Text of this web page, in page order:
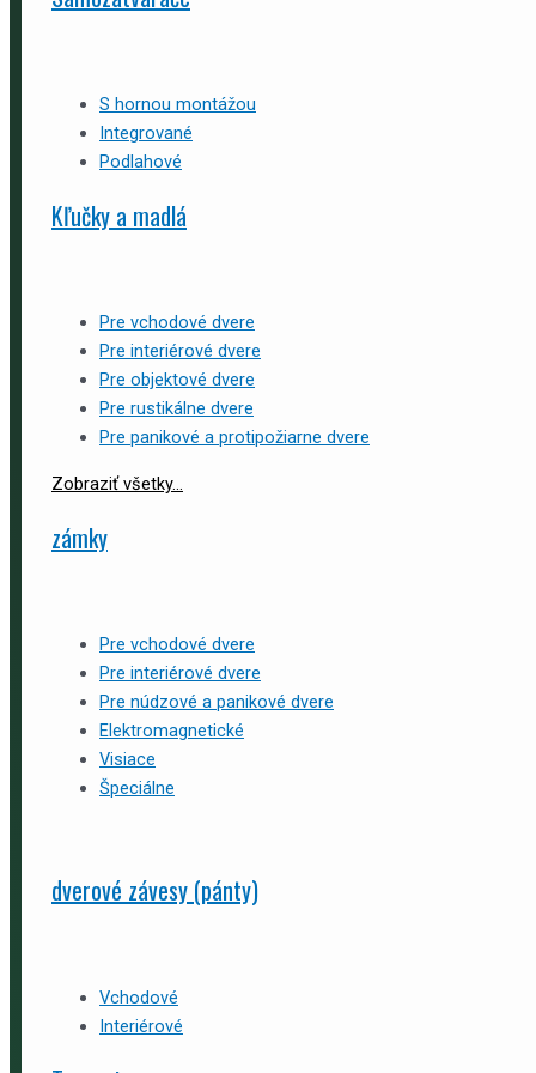
S hornou montážou
Integrované
Podlahové
Kľučky a madlá
Pre vchodové dvere
Pre interiérové dvere
Pre objektové dvere
Pre rustikálne dvere
Pre panikové a protipožiarne dvere
Zobraziť všetky...
zámky
Pre vchodové dvere
Pre interiérové dvere
Pre núdzové a panikové dvere
Elektromagnetické
Visiace
Špeciálne
dverové závesy (pánty)
Vchodové
Interiérové